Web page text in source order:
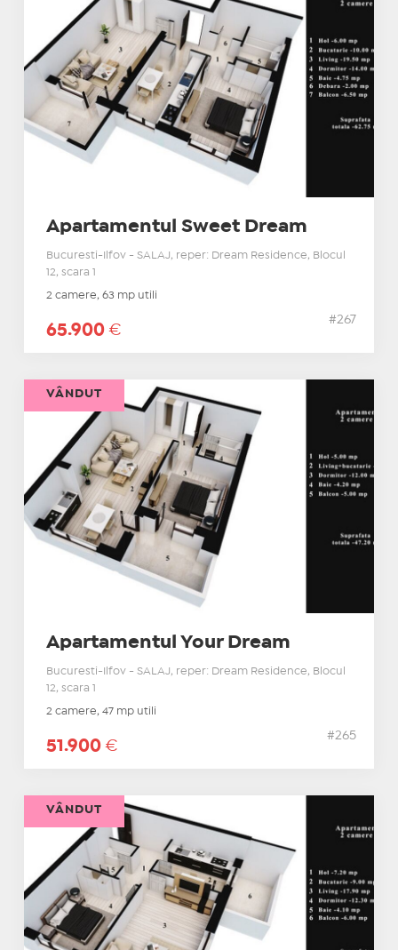
Apartamentul Sweet Dream
Bucuresti-Ilfov - SALAJ, reper: Dream Residence, Blocul
12, scara 1
2 camere, 63 mp utili
65.900 €
#267
Apartamentul Your Dream
Bucuresti-Ilfov - SALAJ, reper: Dream Residence, Blocul
12, scara 1
2 camere, 47 mp utili
51.900 €
#265
VÂNDUT
VÂNDUT